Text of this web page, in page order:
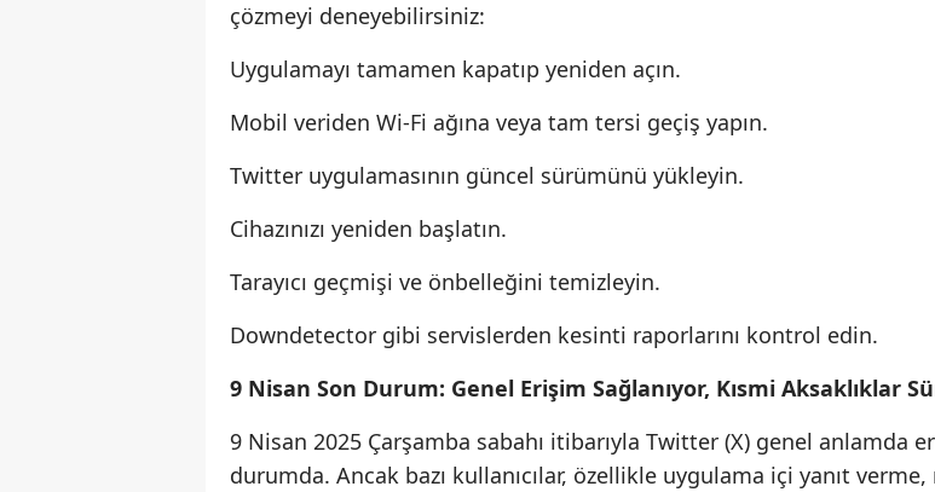
çözmeyi deneyebilirsiniz:
Uygulamayı tamamen kapatıp yeniden açın.
Mobil veriden Wi-Fi ağına veya tam tersi geçiş yapın.
Twitter uygulamasının güncel sürümünü yükleyin.
Cihazınızı yeniden başlatın.
Tarayıcı geçmişi ve önbelleğini temizleyin.
Downdetector gibi servislerden kesinti raporlarını kontrol edin.
9 Nisan Son Durum: Genel Erişim Sağlanıyor, Kısmi Aksaklıklar
9 Nisan 2025 Çarşamba sabahı itibarıyla Twitter (X) genel anlamda
durumda. Ancak bazı kullanıcılar, özellikle uygulama içi yanıt verme,